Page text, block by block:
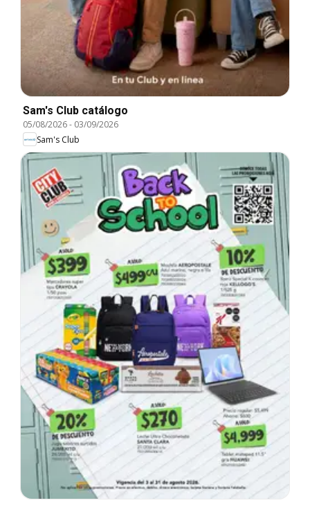
Sam's Club catálogo
05/08/2026- 03/09/2026
Sam's Club